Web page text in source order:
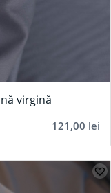
virgină
121,00 lei